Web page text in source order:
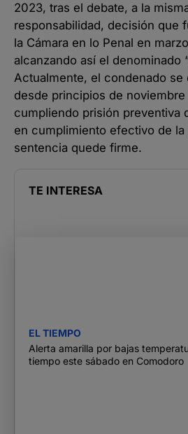
2023, tras el debate, a la
responsabilidad, decisión que
la Cámara en lo Penal en
alcanzando así el denominado
Actualmente, el condenado se
desde principios de
cumpliendo prisión preventiva
en cumplimiento efectivo de la
sentencia quede firme.
TE INTERESA
EL TIEMPO
Alerta amarilla por bajas
tiempo este sábado en Comodoro